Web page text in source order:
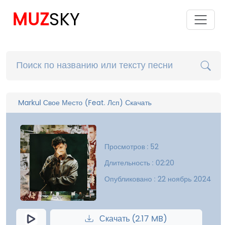
MUZSKY
Markul Свое Место (Feat. Лсп) Скачать
Просмотров : 52
Длительность : 02:20
Опубликовано : 22 ноябрь 2024
Скачать (2.17 MB)